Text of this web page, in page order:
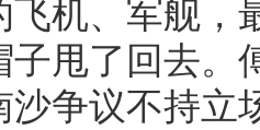
飞机、军舰，
子甩了回去。
沙争议不持立